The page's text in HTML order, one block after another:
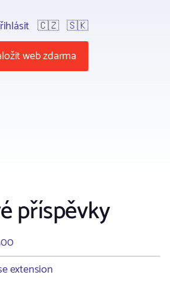
🇨🇿 🇸🇰
web zdarma
příspěvky
extension